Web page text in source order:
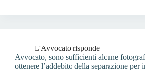
L'Avvocato risponde
Avvocato, sono sufficienti alcune
ottenere l’addebito della separazione per